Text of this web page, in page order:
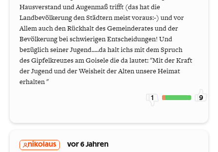
Hausverstand und Augenmaß trifft (das hat die
Landbevölkerung den Städtern meist voraus:-) und vor
Allem auch den Rückhalt des Gemeinderates und der
Bevölkerung bei schwierigen Entscheidungen! Und
bezüglich seiner Jugend.....da halt ichs mit dem Spruch
des Gipfelkreuzes am Goisele die da lautet: "Mit der Kraft
der Jugend und der Weisheit der Alten unsere Heimat
erhalten "
1 9
nikolaus vor 6 Jahren